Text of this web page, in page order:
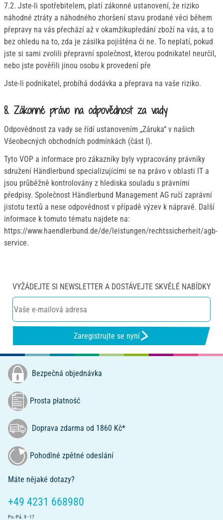
7.2. Jste-li spotřebitelem, platí zákonné ustanovení, že riziko
náhodné ztráty a náhodného zhoršení stavu prodané věci během
přepravy na vás přechází až v okamžikupředání zboží na vás, a to
bez ohledu na to, zda je zásilka pojištěna či ne. To neplatí, pokud
jste si sami zvolili přepravní společnost, kterou podnikatel neurčil,
nebo jste pověřili jinou osobu k provedení pře
Jste-li podnikatel, probíhá dodávka a přeprava na vaše riziko.
8. Zákonné právo na odpovědnost za vady
Odpovědnost za vady se řídí ustanovením „Záruka“ v našich
Všeobecných obchodních podmínkách (část I).
Tyto VOP a informace pro zákazníky byly vypracovány právníky
sdružení Händlerbund specializujícími se na právo v oblasti IT a
jsou průběžně kontrolovány z hlediska souladu s právními
předpisy. Společnost Händlerbund Management AG ručí zaprávní
jistotu textů a nese odpovědnost v případě výzev k nápravě. Další
informace k tomuto tématu najdete na:
https://www.haendlerbund.de/de/leistungen/rechtssicherheit/agb-
service.
VYŽÁDEJTE SI NEWSLETTER A DOSTÁVEJTE SKVĚLÉ NABÍDKY
Zaregistrujte se nyní
Bezpečná objednávka
Prosta płatność
Doprava zdarma od 1860 Kč*
Pohodlné zpětné odeslání
Máte nějaké dotazy?
+49 4231 668980
Po.-Pá. 9 - 17